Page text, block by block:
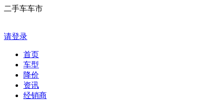
二手车车市
请登录
首页
车型
降价
资讯
经销商